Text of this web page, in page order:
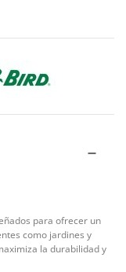
para ofrecer un
como jardines y
la durabilidad y